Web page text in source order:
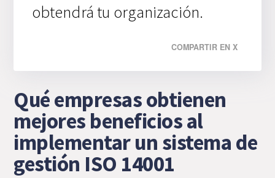
obtendrá tu organización.
COMPARTIR EN X
Qué empresas obtienen
mejores beneficios al
implementar un sistema de
gestión ISO 14001